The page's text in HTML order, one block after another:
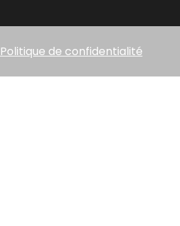
Politique de confidentialité